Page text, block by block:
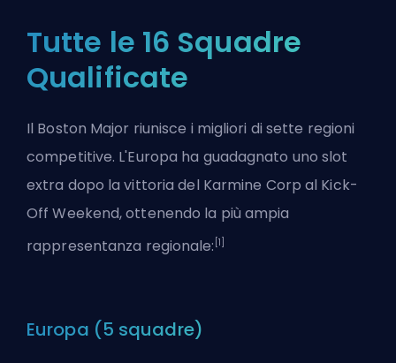
Tutte le 16 Squadre
Qualificate
Il Boston Major riunisce i migliori di sette regioni
competitive. L'Europa ha guadagnato uno slot
extra dopo la vittoria del Karmine Corp al Kick-
Off Weekend, ottenendo la più ampia
rappresentanza regionale: [1]
Europa (5 squadre)